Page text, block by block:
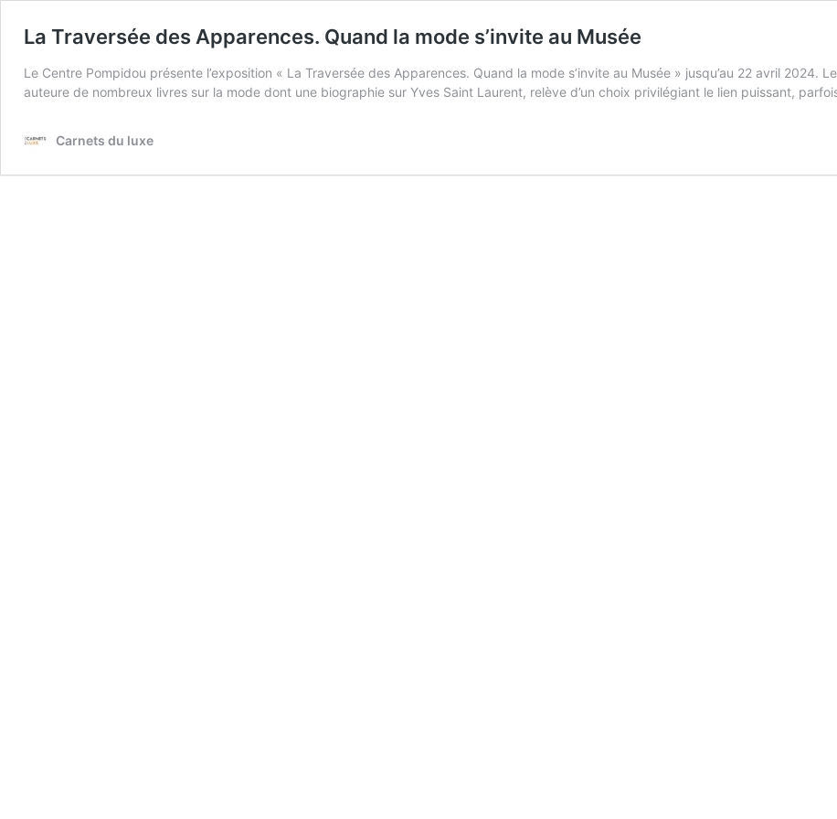
La Traversée des Apparences. Quand la mode s’invite au Musée
Le Centre Pompidou présente l’exposition « La Traversée des Apparences. Quand la mode s’invite au Musée » jusqu’au 22 avril 2024.
auteure de nombreux livres sur la mode dont une biographie sur Yves Saint Laurent, relève d’un choix privilégiant le lien puissant,
Carnets du luxe